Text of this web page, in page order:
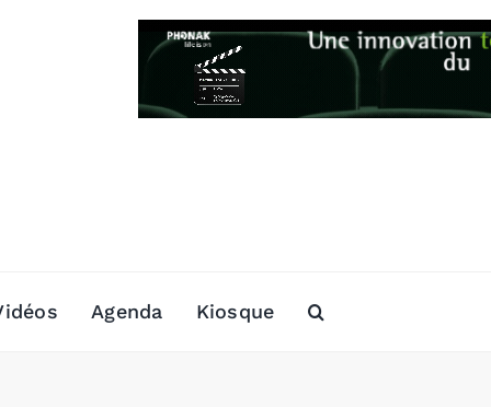
Agenda Kiosque